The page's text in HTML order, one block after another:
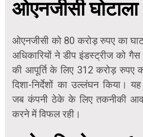
ओएनजीसी घोटाला
ओएनजीसी को 80 करोड़ रुपए का
अधिकारियों ने डीप इंडस्ट्रीज को गैस
की आपूर्ति के लिए 312 करोड़ रुपए
दिशा-निर्देशों का उल्लंघन किया।
जब कंपनी ठेके के लिए तकनीकी
करने में विफल रही।